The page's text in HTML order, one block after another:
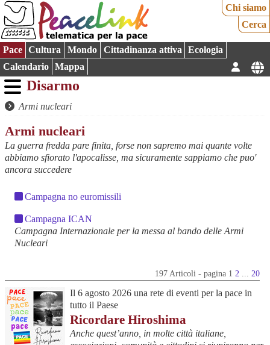
Chi siamo
Cerca
Pace Cultura Mondo Cittadinanza attiva
Ecologia
Calendario
Mappa
Disarmo
Armi nucleari
Armi nucleari
La guerra fredda pare finita, forse non sapremo mai quante volte
abbiamo sfiorato l'apocalisse, ma sicuramente sappiamo che puo'
ancora succedere
Campagna no euromissili
Campagna ICAN
Campagna Internazionale per la messa al bando delle Armi
Nucleari
197 Articoli - pagina 1 2 20
Il 6 agosto 2026 una rete di eventi per la pace in
tutto il Paese
Ricordare Hiroshima
Anche quest’anno, in molte città italiane,